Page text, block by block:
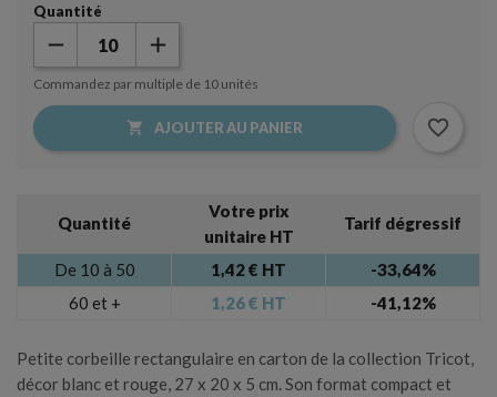
Créer une liste d'envies ×
Nom de la liste d'envies
Vous devez être connecté pour ajouter des produits à
votre liste d'envies.
Connexion
Quantité
Commandez par multiple de 10 unités
 AJOUTER AU PANIER favorite_border
Quantité
Votre prix
unitaire HT
Tarif dégressif
De 10 à 50 1,42 € HT
-33,64%
60 et +
1,26 € HT -41,12%
Petite corbeille rectangulaire en carton de la collection Tricot,
décor blanc et rouge, 27 x 20 x 5 cm. Son format compact et